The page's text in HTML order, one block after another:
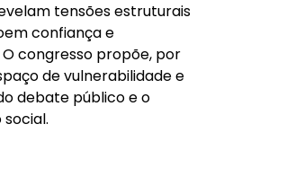
tensões estruturais
confiança e
congresso propõe, por
de vulnerabilidade e
debate público e o